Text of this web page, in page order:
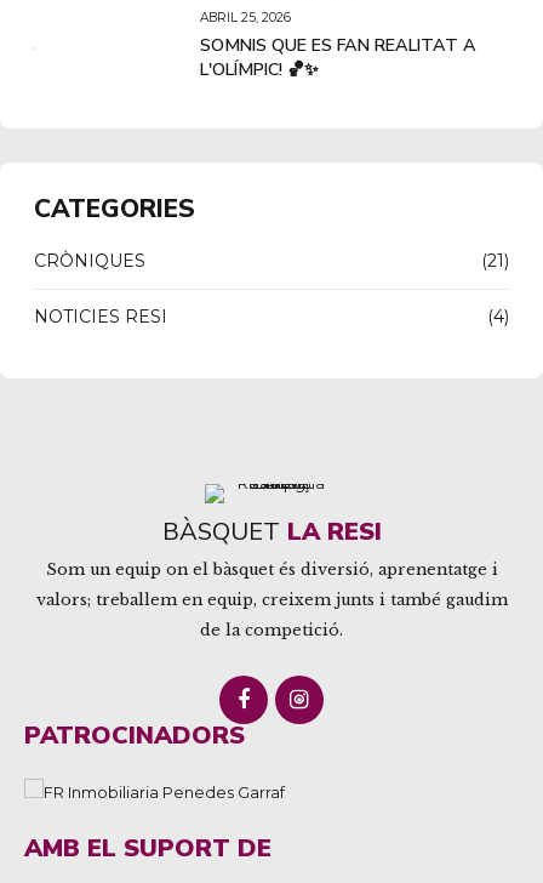
ABRIL 25, 2026
SOMNIS QUE ES FAN REALITAT A
L'OLÍMPIC! 🏀✨
CATEGORIES
CRÒNIQUES (21)
NOTICIES RESI (4)
BÀSQUET LA RESI
Som un equip on el bàsquet és diversió, aprenentatge i
valors; treballem en equip, creixem junts i també gaudim
de la competició.
PATROCINADORS
AMB EL SUPORT DE